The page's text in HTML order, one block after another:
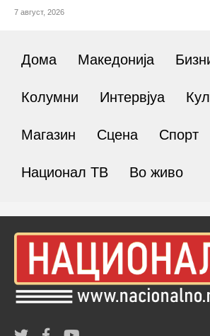
7 август, 2026
Дома Македонија
Колумни Интервјуа
Магазин Сцена Спорт
Национал ТВ Во живо